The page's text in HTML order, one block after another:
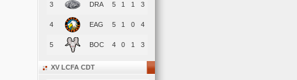
3 DRA 5 1 1 3
4 EAG 5 1 0 4
5 BOC 4 0 1 3
XV LCFA CDT